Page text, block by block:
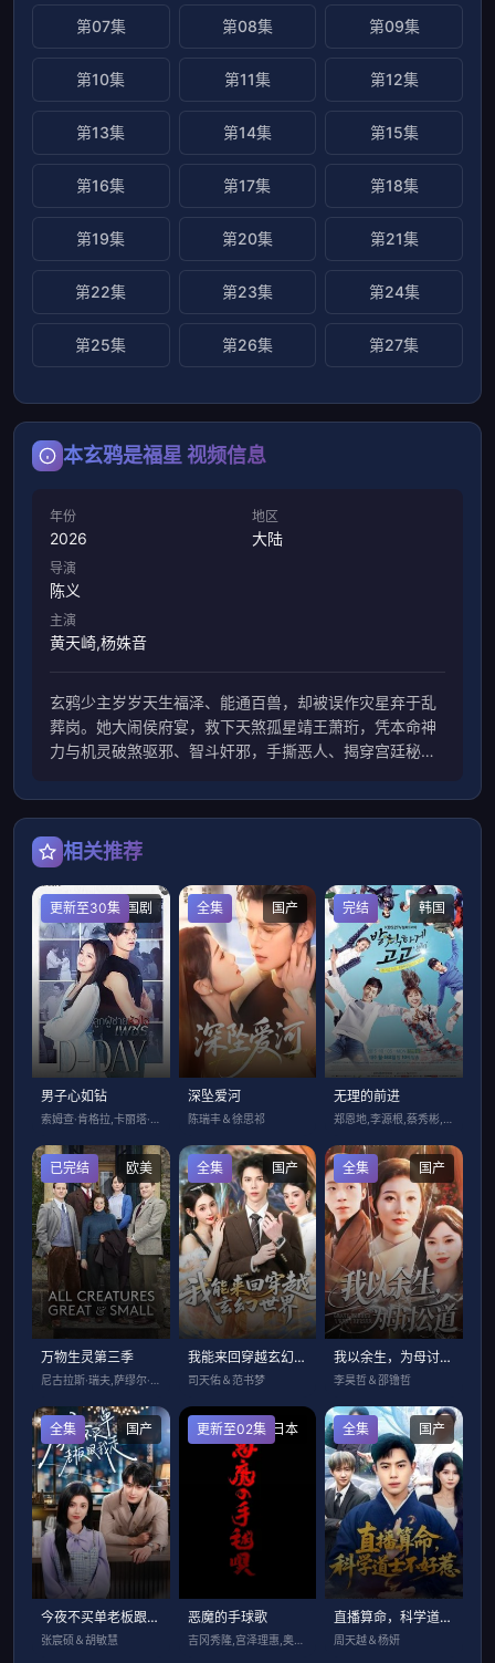
第07集 第08集 第09集
第10集 第11集 第12集
第13集 第14集 第15集
第16集 第17集 第18集
第19集 第20集 第21集
第22集 第23集 第24集
第25集 第26集 第27集
本玄鸦是福星 视频信息
年份
2026
地区
大陆
导演
陈义
主演
黄天崎,杨姝音
玄鸦少主岁岁天生福泽、能通百兽，却被误作灾星弃于乱
葬岗。她大闹侯府宴，救下天煞孤星靖王萧珩，凭本命神
力与机灵破煞驱邪、智斗奸邪，手撕恶人、揭穿宫廷秘
转天命。
相关推荐
泰国剧
更新至30集
男子心如钻
国产
全集
深坠爱河
陈瑞丰＆徐思祁
韩国
完结
无理的前进
欧美
已完结
万物生灵第三季
国产
全集
我能来回穿越玄幻世界
司天佑＆范书梦
国产
全集
我以余生，为母讨公道
李昊哲＆邵镥哲
国产
全集
今夜不买单老板跟我走
张宸硕＆胡敏慧
日本
更新至02集
恶魔的手球歌
吉冈秀隆,宫泽理惠,奥平大兼,出口夏希,
国产
全集
直播算命，科学道士不好惹
周天越＆杨妍